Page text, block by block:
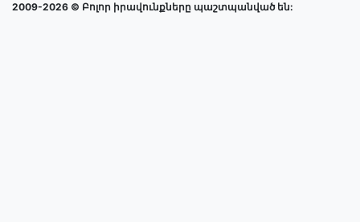
2009-2026 © Բոլոր իրավունքները պաշտպանված են: